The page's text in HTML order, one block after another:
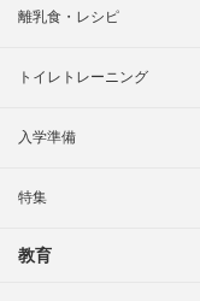
離乳食・レシピ
トイレトレーニング
入学準備
特集
教育